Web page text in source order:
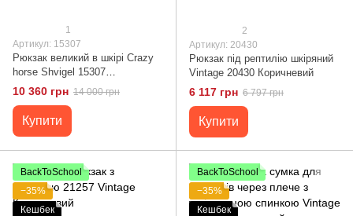
1
Артикул: 15307
Рюкзак великий в шкірі Crazy
horse Shvigel 15307
Коричневий
10 360 грн 14 000 грн
Купити
2
Артикул: 20430
Рюкзак під рептилію шкіряний
Vintage 20430 Коричневий
6 117 грн 6 797 грн
Купити
BackToSchool
−35%
Кешбек
BackToSchool
−35%
Кешбек